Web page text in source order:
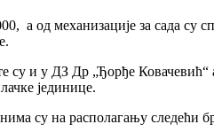
а од механизације за сада
су и у ДЗ Др „Ђорђе
јединице.
су на располагању следећи